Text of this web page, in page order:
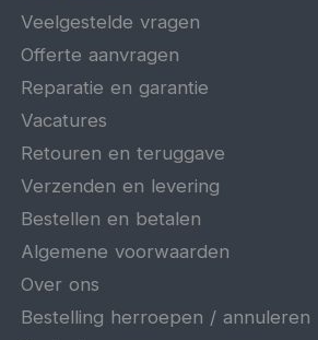
Veelgestelde vragen
Offerte aanvragen
Reparatie en garantie
Vacatures
Retouren en teruggave
Verzenden en levering
Bestellen en betalen
Algemene voorwaarden
Over ons
Bestelling herroepen / annuleren